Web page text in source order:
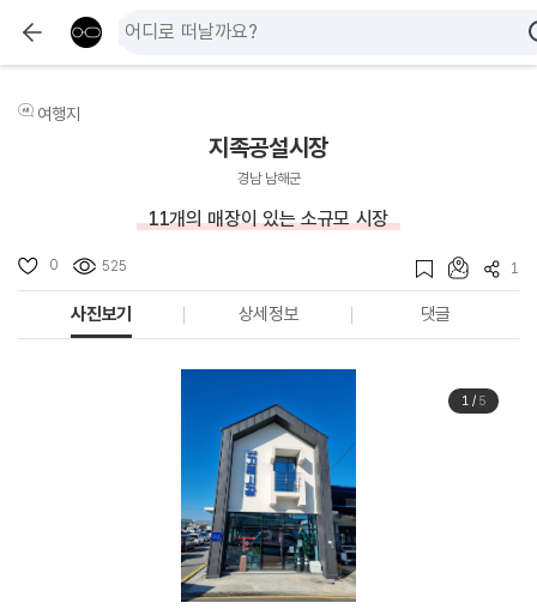
여행지
지족공설시장
경남 남해군
11개의 매장이 있는 소규모 시장
0 525 1
사진보기 상세정보 댓글
1/ 5